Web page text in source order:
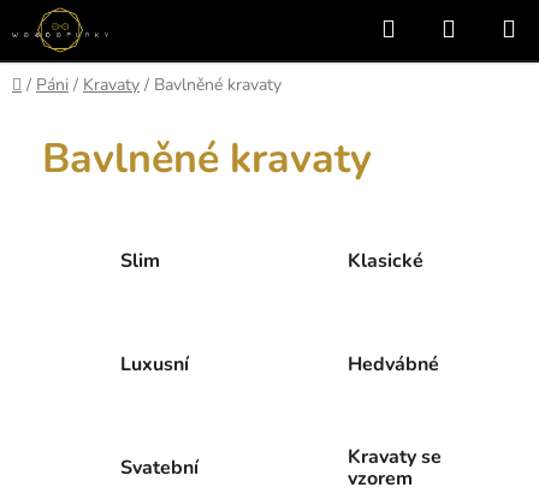
Přejít
na
obsah
Hledat
KOŠÍK
Domů
/ Páni / Kravaty / Bavlněné kravaty
Bavlněné kravaty
Slim Klasické
Luxusní Hedvábné
Svatební
Kravaty se
vzorem